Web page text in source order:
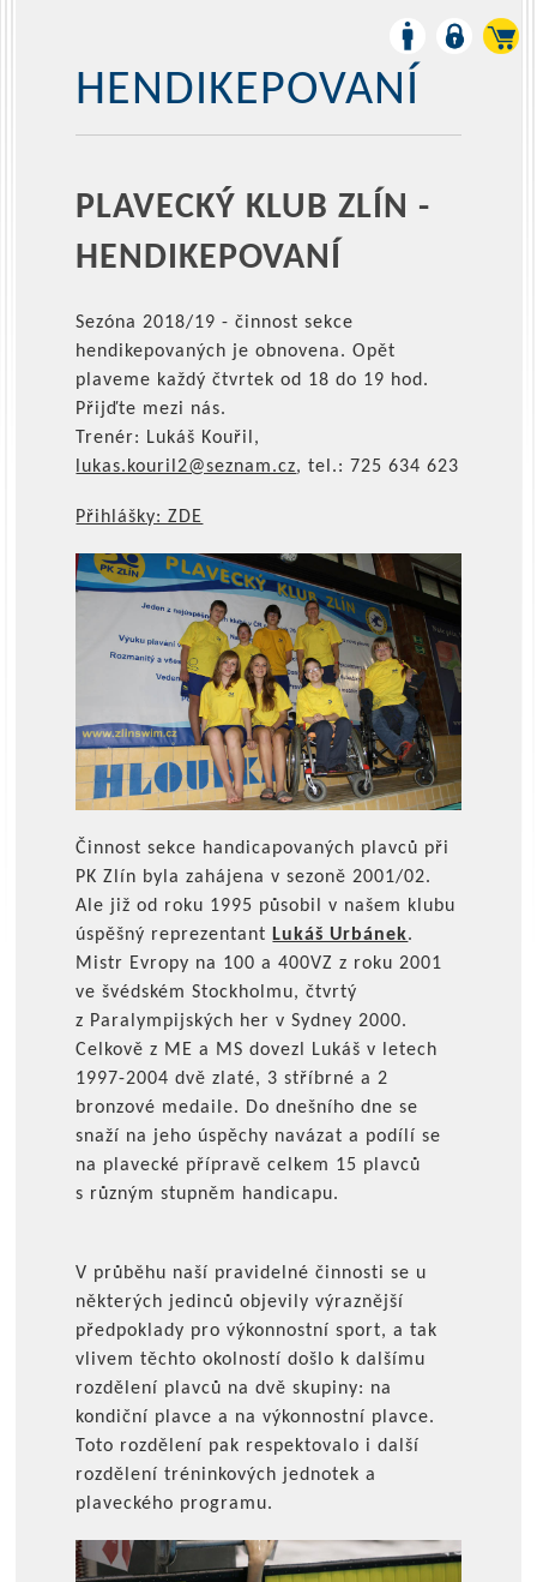
HENDIKEPOVANÍ
PLAVECKÝ KLUB ZLÍN -
HENDIKEPOVANÍ
Sezóna 2018/19 - činnost sekce
hendikepovaných je obnovena. Opět
plaveme každý čtvrtek od 18 do 19 hod.
Přijďte mezi nás.
Trenér: Lukáš Kouřil,
lukas.kouril2@seznam.cz, tel.: 725 634 623
Přihlášky: ZDE
Činnost sekce handicapovaných plavců při
PK Zlín byla zahájena v sezoně 2001/02.
Ale již od roku 1995 působil v našem klubu
úspěšný reprezentant Lukáš Urbánek.
Mistr Evropy na 100 a 400VZ z roku 2001
ve švédském Stockholmu, čtvrtý
z Paralympijských her v Sydney 2000.
Celkově z ME a MS dovezl Lukáš v letech
1997-2004 dvě zlaté, 3 stříbrné a 2
bronzové medaile. Do dnešního dne se
snaží na jeho úspěchy navázat a podílí se
na plavecké přípravě celkem 15 plavců
s různým stupněm handicapu.
V průběhu naší pravidelné činnosti se u
některých jedinců objevily výraznější
předpoklady pro výkonnostní sport, a tak
vlivem těchto okolností došlo k dalšímu
rozdělení plavců na dvě skupiny: na
kondiční plavce a na výkonnostní plavce.
Toto rozdělení pak respektovalo i další
rozdělení tréninkových jednotek a
plaveckého programu.